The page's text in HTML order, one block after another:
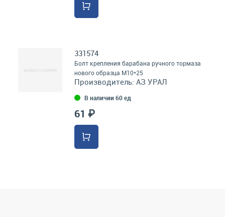
331574
Болт крепления барабана ручного тормаза
нового образца М10*25
Производитель: АЗ УРАЛ
В наличии 60 ед
61 ₽